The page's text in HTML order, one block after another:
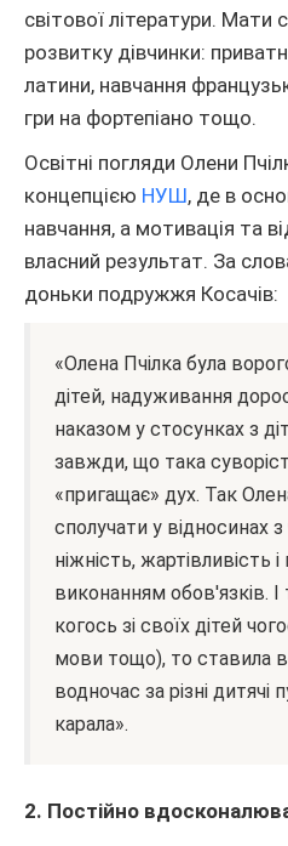
світової літератури. Мати
розвитку дівчинки:
латини, навчання
гри на фортепіано тощо.
Освітні погляди Олени
концепцією НУШ, де в
навчання, а мотивація та
власний результат. За
доньки подружжя Косачів:
«‎Олена Пчілка була
дітей, надуживання
наказом у стосунках з
завжди, що така
«‎пригащає»‎ дух. Так
сполучати у відносинах
ніжність, жартівливість
виконанням обов'язків.
когось зі своїх дітей
мови тощо), то ставила
водночас за різні
карала».‎
2. Постійно